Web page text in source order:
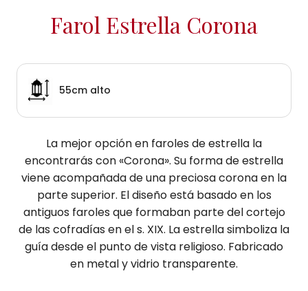
Farol Estrella Corona
55cm alto
La mejor opción en faroles de estrella la
encontrarás con «Corona». Su forma de estrella
viene acompañada de una preciosa corona en la
parte superior. El diseño está basado en los
antiguos faroles que formaban parte del cortejo
de las cofradías en el s. XIX. La estrella simboliza la
guía desde el punto de vista religioso. Fabricado
en metal y vidrio transparente.